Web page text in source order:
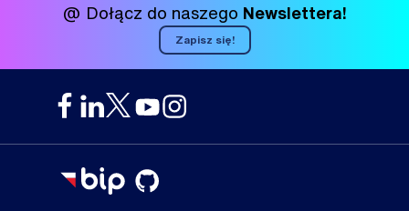
@ Dołącz do naszego Newslettera!
Zapisz się!